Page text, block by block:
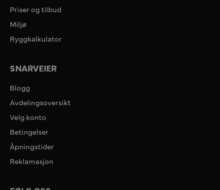
Priser og tilbud
Miljø
Ryggkalkulator
SNARVEIER
Blogg
Avdelingsoversikt
Velg konto
Betingelser
Åpningstider
Reklamasjon